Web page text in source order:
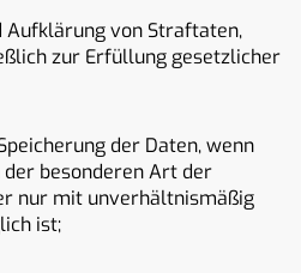
Aufklärung von Straftaten,
zur Erfüllung gesetzlicher
der Daten, wenn
der besonderen Art der
nur mit unverhältnismäßig
ist;